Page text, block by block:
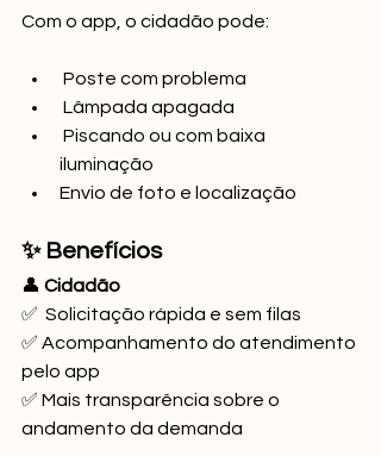
Com o app, o cidadão pode:
Poste com problema
Lâmpada apagada
Piscando ou com baixa
iluminação
Envio de foto e localização
✨ Benefícios
👤 Cidadão
✅  Solicitação rápida e sem filas
✅ Acompanhamento do atendimento
pelo app
✅ Mais transparência sobre o
andamento da demanda